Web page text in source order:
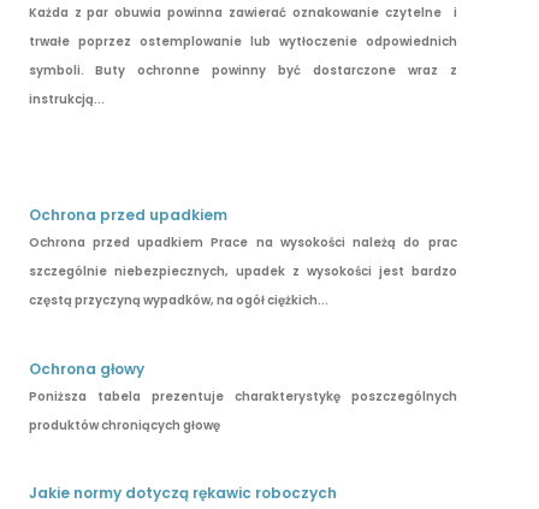
Każda z par obuwia powinna zawierać oznakowanie czytelne i
trwałe poprzez ostemplowanie lub wytłoczenie odpowiednich
symboli. Buty ochronne powinny być dostarczone wraz z
instrukcją...
Ochrona przed upadkiem
Ochrona przed upadkiem Prace na wysokości należą do prac
szczególnie niebezpiecznych, upadek z wysokości jest bardzo
częstą przyczyną wypadków, na ogół ciężkich...
Ochrona głowy
Poniższa tabela prezentuje charakterystykę poszczególnych
produktów chroniących głowę
Jakie normy dotyczą rękawic roboczych